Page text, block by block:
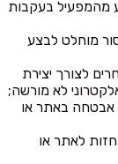
מהמפעיל בעקבות
מוחלט לבצע
לצורך יצירת
לא מורשה;
אבטחה באתר או
לאתר או